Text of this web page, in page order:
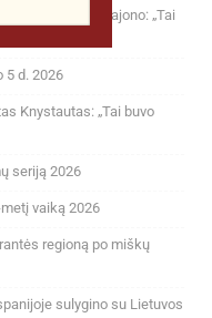
iš Šilalės rajono: „Tai
5 d. 2026
Knystautas: „Tai buvo
seriją 2026
vaiką 2026
regioną po miškų
sulygino su Lietuvos